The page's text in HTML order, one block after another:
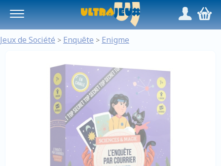
/,
Jeux de Société > Enquête > Enigme